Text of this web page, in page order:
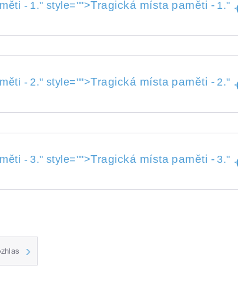
- 1." style="">Tragická místa paměti - 1." style="">
- 2." style="">Tragická místa paměti - 2." style="">
- 3." style="">Tragická místa paměti - 3." style="">